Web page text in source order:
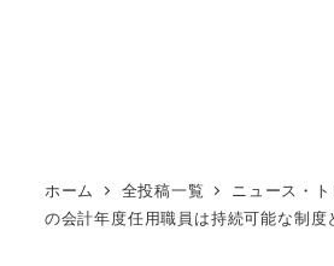
ホーム 全投稿一覧 ニュース・
の会計年度任用職員は持続可能な制度